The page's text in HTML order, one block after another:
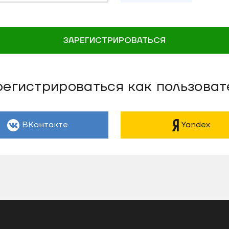
ЗАРЕГИСТРИРОВАТЬСЯ
как
ВКонтакте Yandex